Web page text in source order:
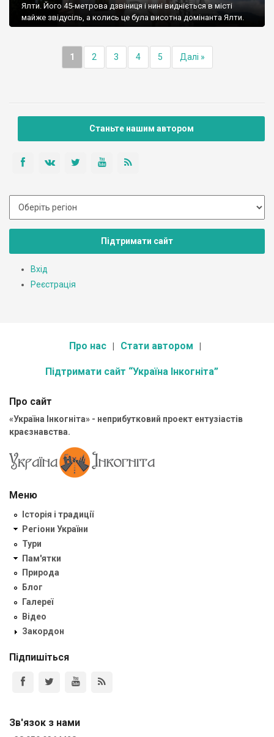
Ялти. Його 45-метрова дзвіниця і нині видніється в місті
майже звідусіль, а колись це була висотна домінанта Ялти.
1 2 3 4 5 Далі »
Станьте нашим автором
Підтримати сайт
Вхід
Реєстрація
Про нас Стати автором
Підтримати сайт “Україна Інкогніта”
Про сайт
«Україна Інкогніта» - неприбутковий проект ентузіастів
краєзнавства.
Меню
Історія і традиції
Регіони України
Тури
Пам'ятки
Природа
Блог
Галереї
Відео
Закордон
Підпишіться
Зв'язок з нами